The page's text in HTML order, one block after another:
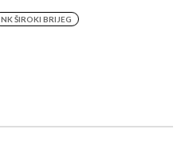
NK ŠIROKI BRIJEG